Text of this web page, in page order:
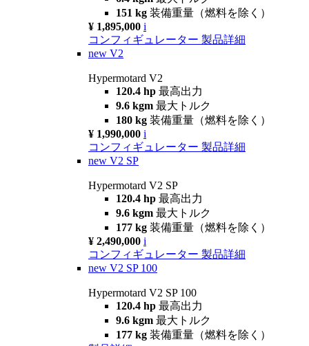
151 kg 装備重量（燃料を除く）
¥ 1,895,000 i
コンフィギュレーター 製品詳細
new V2
Hypermotard V2
120.4 hp 最高出力
9.6 kgm 最大トルク
180 kg 装備重量（燃料を除く）
¥ 1,990,000 i
コンフィギュレーター 製品詳細
new V2 SP
Hypermotard V2 SP
120.4 hp 最高出力
9.6 kgm 最大トルク
177 kg 装備重量（燃料を除く）
¥ 2,490,000 i
コンフィギュレーター 製品詳細
new V2 SP 100
Hypermotard V2 SP 100
120.4 hp 最高出力
9.6 kgm 最大トルク
177 kg 装備重量（燃料を除く）